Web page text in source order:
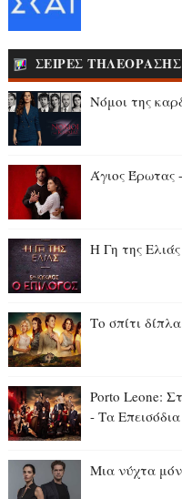
ΣΕΙΡΕΣ ΤΗΛΕΟΡΑΣΗΣ
Νόμοι της
Άγιος Έρωτας
Η Γη της
Το σπίτι
Porto Leone:
- Τα Επεισόδια
Μια νύχτα